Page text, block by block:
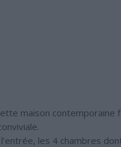
maison contemporaine
les 4 chambres